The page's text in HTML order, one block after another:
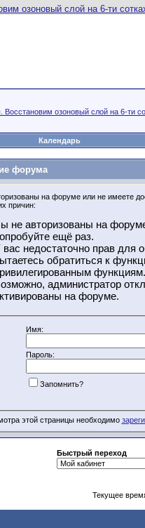
озоновый слой на 6-ти
Календарь
форума
на форуме или не имеете
причин:
не авторизованы на
ещё раз.
вас недостаточно прав для
обратиться к
функциям.
администратор
на форуме.
Имя:
Пароль:
Запомнить?
этой страницы необходимо
Быстрый переход
Текущее